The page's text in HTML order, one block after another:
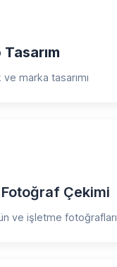
marka tasarımı
Çekimi
ve işletme fotoğrafları